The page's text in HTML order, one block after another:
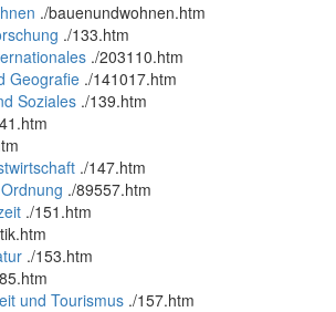
./bauenundwohnen.htm
./133.htm
./203110.htm
Geografie ./141017.htm
Soziales ./139.htm
./147.htm
./89557.htm
./151.htm
./153.htm
und Tourismus ./157.htm